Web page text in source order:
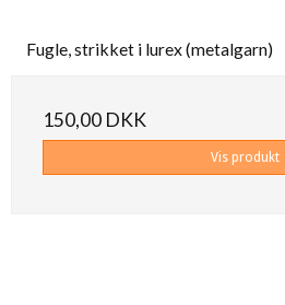
Fugle, strikket i lurex (metalgarn)
150,00 DKK
Vis produkt